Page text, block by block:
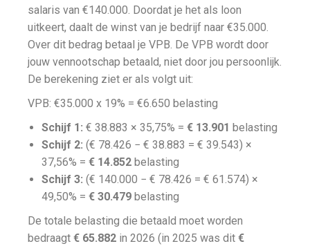
salaris van €140.000. Doordat je het als loon
uitkeert, daalt de winst van je bedrijf naar €35.000.
Over dit bedrag betaal je VPB. De VPB wordt door
jouw vennootschap betaald, niet door jou persoonlijk.
De berekening ziet er als volgt uit:
VPB: €35.000 x 19% = €6.650 belasting
Schijf 1: € 38.883 × 35,75% = € 13.901 belasting
Schijf 2: (€ 78.426 − € 38.883 = € 39.543) ×
37,56% = € 14.852 belasting
Schijf 3: (€ 140.000 − € 78.426 = € 61.574) ×
49,50% = € 30.479 belasting
De totale belasting die betaald moet worden
bedraagt € 65.882 in 2026 (in 2025 was dit €